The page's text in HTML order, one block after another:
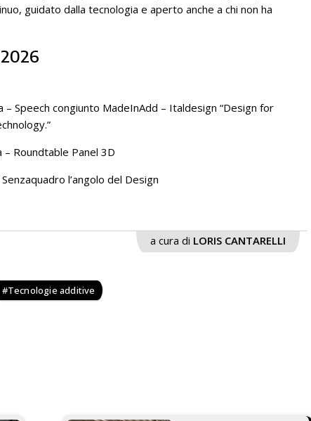
guidato dalla tecnologia e aperto anche a chi non ha
– Speech congiunto MadeInAdd – Italdesign “Design for
Roundtable Panel 3D
l’angolo del Design
a cura di LORIS CANTARELLI
Tecnologie additive